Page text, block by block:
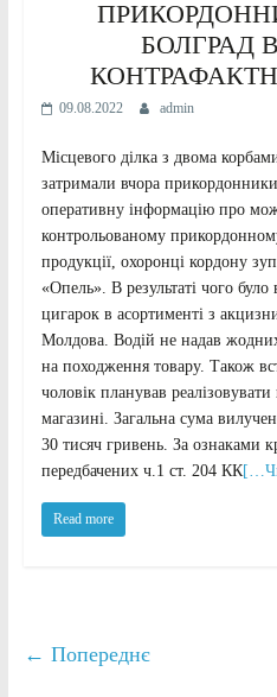
БОЛГРАД
09.08.2022 admin
Місцевого ділка з двома
затримали вчора
оперативну інформацію про
контрольованому
продукції, охоронці кордону
«Опель». В результаті чого
цигарок в асортименті з
Молдова. Водій не надав
на походження товару. Також
чоловік планував
магазині. Загальна сума
30 тисяч гривень. За ознаками
передбачених ч.1 ст. 204 КК
Read more
← Попереднє